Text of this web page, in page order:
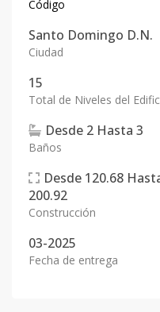
Código
Santo Domingo D.N.
Ciudad
15
Total de Niveles del
Desde 2 Hasta 3
Baños
Desde 120.68
200.92
Construcción
03-2025
Fecha de entrega